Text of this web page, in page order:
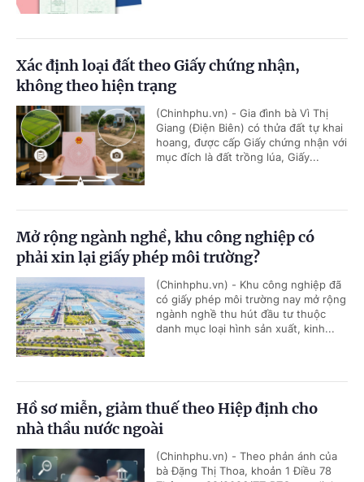
Xác định loại đất theo Giấy chứng nhận,
không theo hiện trạng
(Chinhphu.vn) - Gia đình bà Vì Thị
Giang (Điện Biên) có thửa đất tự khai
hoang, được cấp Giấy chứng nhận với
mục đích là đất trồng lúa, Giấy...
Mở rộng ngành nghề, khu công nghiệp có
phải xin lại giấy phép môi trường?
(Chinhphu.vn) - Khu công nghiệp đã
có giấy phép môi trường nay mở rộng
ngành nghề thu hút đầu tư thuộc
danh mục loại hình sản xuất, kinh...
Hồ sơ miễn, giảm thuế theo Hiệp định cho
nhà thầu nước ngoài
(Chinhphu.vn) - Theo phản ánh của
bà Đặng Thị Thoa, khoản 1 Điều 78